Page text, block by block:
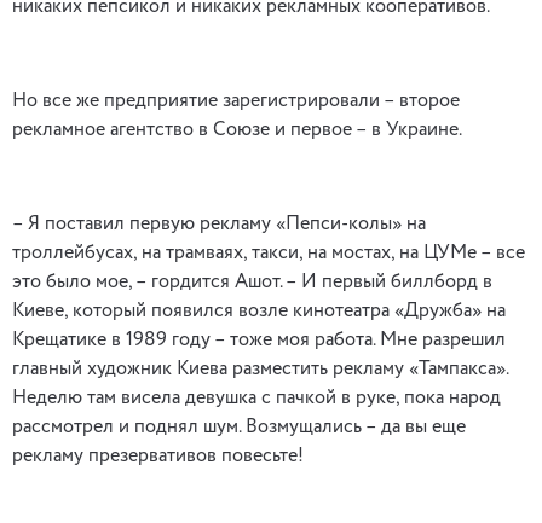
никаких пепсикол и никаких рекламных кооперативов.
Но все же предприятие зарегистрировали – второе
рекламное агентство в Союзе и первое – в Украине.
– Я поставил первую рекламу «Пепси-колы» на
троллейбусах, на трамваях, такси, на мостах, на ЦУМе – все
это было мое, – гордится Ашот. – И первый биллборд в
Киеве, который появился возле кинотеатра «Дружба» на
Крещатике в 1989 году – тоже моя работа. Мне разрешил
главный художник Киева разместить рекламу «Тампакса».
Неделю там висела девушка с пачкой в руке, пока народ
рассмотрел и поднял шум. Возмущались – да вы еще
рекламу презервативов повесьте!